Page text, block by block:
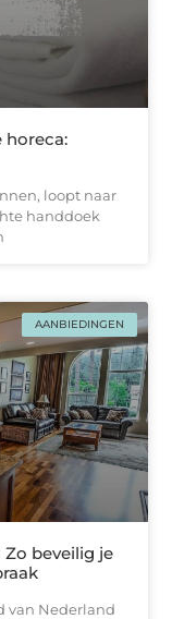
horeca:
loopt naar
handdoek
AANBIEDINGEN
beveilig je
van Nederland